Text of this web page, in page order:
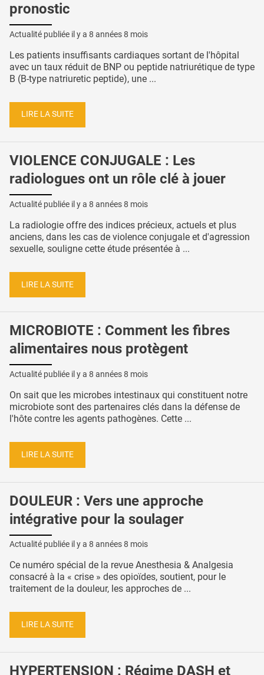
pronostic
Actualité publiée il y a 8 années 8 mois
Les patients insuffisants cardiaques sortant de l'hôpital
avec un taux réduit de BNP ou peptide natriurétique de type
B (B-type natriuretic peptide), une ...
LIRE LA SUITE
VIOLENCE CONJUGALE : Les
radiologues ont un rôle clé à jouer
Actualité publiée il y a 8 années 8 mois
La radiologie offre des indices précieux, actuels et plus
anciens, dans les cas de violence conjugale et d'agression
sexuelle, souligne cette étude présentée à ...
LIRE LA SUITE
MICROBIOTE : Comment les fibres
alimentaires nous protègent
Actualité publiée il y a 8 années 8 mois
On sait que les microbes intestinaux qui constituent notre
microbiote sont des partenaires clés dans la défense de
l'hôte contre les agents pathogènes. Cette ...
LIRE LA SUITE
DOULEUR : Vers une approche
intégrative pour la soulager
Actualité publiée il y a 8 années 8 mois
Ce numéro spécial de la revue Anesthesia & Analgesia
consacré à la « crise » des opioïdes, soutient, pour le
traitement de la douleur, les approches de ...
LIRE LA SUITE
HYPERTENSION : Régime DASH et